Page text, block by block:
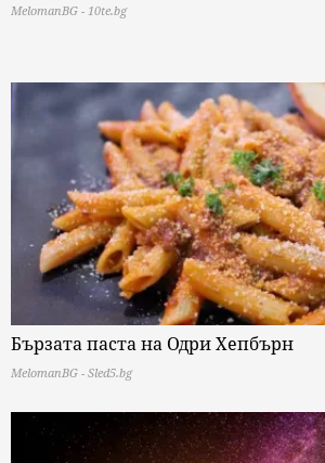
MelomanBG - 10te.bg
Бързата паста на Одри Хепбърн
MelomanBG - Sled5.bg